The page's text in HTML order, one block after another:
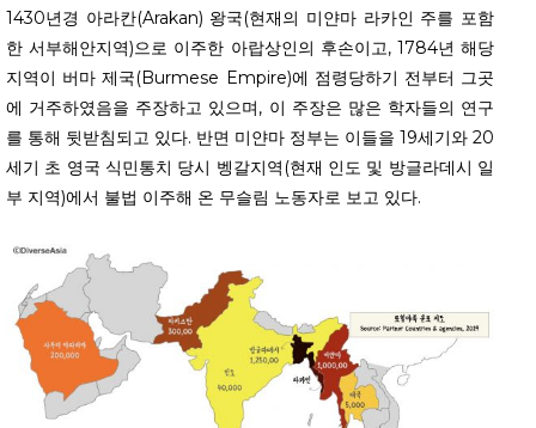
1430년경 아라칸(Arakan) 왕국(현재의 미얀마 라카인 주를 포함
한 서부해안지역)으로 이주한 아랍상인의 후손이고, 1784년 해당
지역이 버마 제국(Burmese Empire)에 점령당하기 전부터 그곳
에 거주하였음을 주장하고 있으며, 이 주장은 많은 학자들의 연구
를 통해 뒷받침되고 있다. 반면 미얀마 정부는 이들을 19세기와 20
세기 초 영국 식민통치 당시 벵갈지역(현재 인도 및 방글라데시 일
부 지역)에서 불법 이주해 온 무슬림 노동자로 보고 있다.